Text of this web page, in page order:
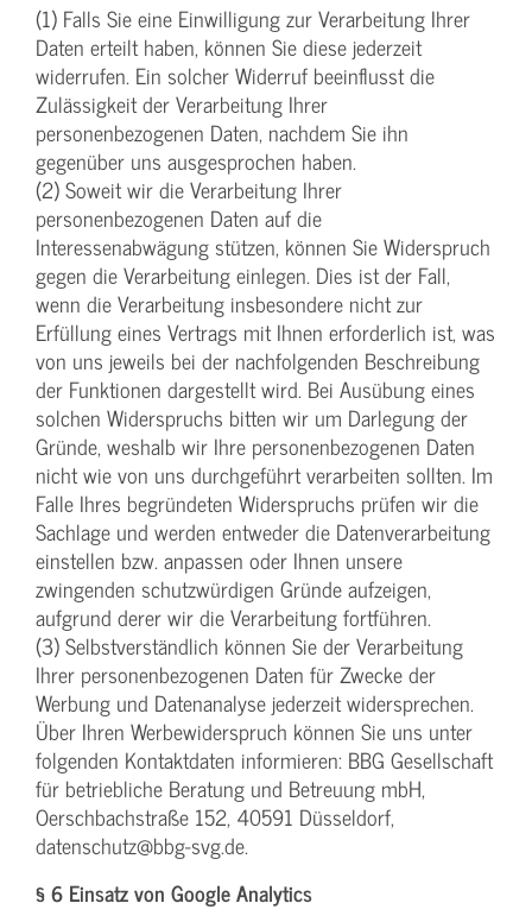
(1) Falls Sie eine Einwilligung zur Verarbeitung Ihrer
Daten erteilt haben, können Sie diese jederzeit
widerrufen. Ein solcher Widerruf beeinflusst die
Zulässigkeit der Verarbeitung Ihrer
personenbezogenen Daten, nachdem Sie ihn
gegenüber uns ausgesprochen haben.
(2) Soweit wir die Verarbeitung Ihrer
personenbezogenen Daten auf die
Interessenabwägung stützen, können Sie Widerspruch
gegen die Verarbeitung einlegen. Dies ist der Fall,
wenn die Verarbeitung insbesondere nicht zur
Erfüllung eines Vertrags mit Ihnen erforderlich ist, was
von uns jeweils bei der nachfolgenden Beschreibung
der Funktionen dargestellt wird. Bei Ausübung eines
solchen Widerspruchs bitten wir um Darlegung der
Gründe, weshalb wir Ihre personenbezogenen Daten
nicht wie von uns durchgeführt verarbeiten sollten. Im
Falle Ihres begründeten Widerspruchs prüfen wir die
Sachlage und werden entweder die Datenverarbeitung
einstellen bzw. anpassen oder Ihnen unsere
zwingenden schutzwürdigen Gründe aufzeigen,
aufgrund derer wir die Verarbeitung fortführen.
(3) Selbstverständlich können Sie der Verarbeitung
Ihrer personenbezogenen Daten für Zwecke der
Werbung und Datenanalyse jederzeit widersprechen.
Über Ihren Werbewiderspruch können Sie uns unter
folgenden Kontaktdaten informieren: BBG Gesellschaft
für betriebliche Beratung und Betreuung mbH,
Oerschbachstraße 152, 40591 Düsseldorf,
datenschutz@bbg-svg.de.
§ 6 Einsatz von Google Analytics